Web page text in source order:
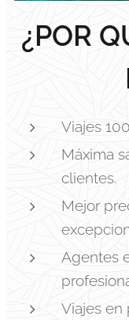
¿POR
Viajes
Máxima
clientes.
Mejor
Agentes
Viajes en